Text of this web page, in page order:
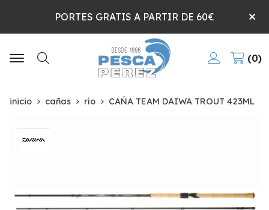
PORTES GRATIS A PARTIR DE 60€
Buscar
0
inicio cañas río CAÑA TEAM DAIWA TROUT 423ML